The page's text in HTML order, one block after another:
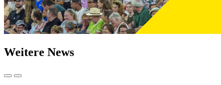
Weitere News